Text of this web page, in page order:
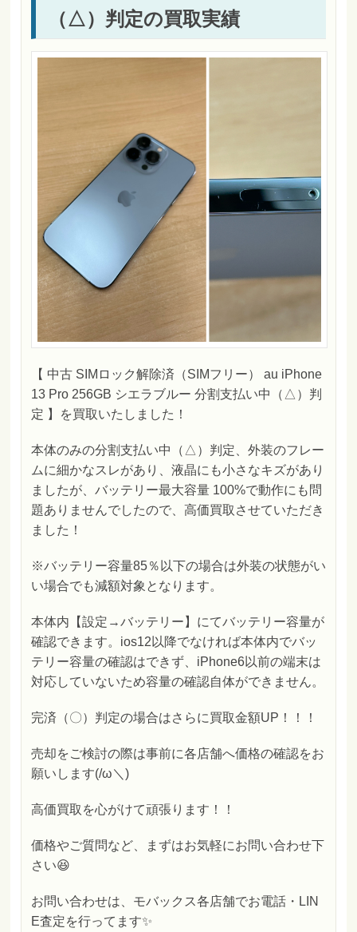
（△）判定の買取実績
【 中古 SIMロック解除済（SIMフリー） au iPhone
13 Pro 256GB シエラブルー 分割支払い中（△）判
定 】を買取いたしました！
本体のみの分割支払い中（△）判定、外装のフレー
ムに細かなスレがあり、液晶にも小さなキズがあり
ましたが、バッテリー最大容量 100%で動作にも問
題ありませんでしたので、高価買取させていただき
ました！
※バッテリー容量85％以下の場合は外装の状態がい
い場合でも減額対象となります。
本体内【設定→バッテリー】にてバッテリー容量が
確認できます。ios12以降でなければ本体内でバッ
テリー容量の確認はできず、iPhone6以前の端末は
対応していないため容量の確認自体ができません。
完済（〇）判定の場合はさらに買取金額UP！！！
売却をご検討の際は事前に各店舗へ価格の確認をお
願いします(/ω＼)
高価買取を心がけて頑張ります！！
価格やご質問など、まずはお気軽にお問い合わせ下
さい😆
お問い合わせは、モバックス各店舗でお電話・LIN
E査定を行ってます✨